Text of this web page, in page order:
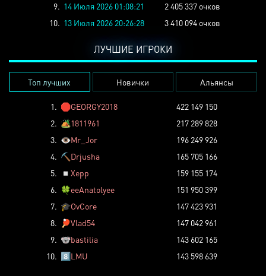
9. 14 Июля 2026 01:08:21
2 405 337 очков
10. 13 Июля 2026 20:26:28 3 410 094 очков
ЛУЧШИЕ ИГРОКИ
Топ лучших Новички Альянсы
1. 🛑GEORGY2018
422 149 150
2. 🏕️1811961
217 289 828
3. 👁️Mr_Jor
196 249 926
4. ⛏️ Drjusha
165 705 166
5.
◽ Xepp
159 155 174
6. 🍀eeAnatolyee
151 950 399
7. 🎓OvCore
147 423 931
8.
🏓Vlad54
147 042 961
9. 🐨bastilia
143 602 165
10. 8️⃣LMU 143 598 639